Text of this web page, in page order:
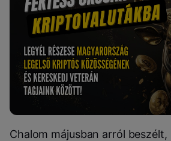
Chalom májusban arról beszélt,